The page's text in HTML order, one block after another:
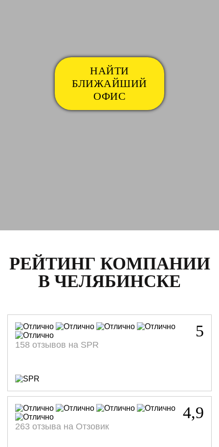
НАЙТИ
БЛИЖАЙШИЙ
ОФИС
РЕЙТИНГ КОМПАНИИ
В ЧЕЛЯБИНСКЕ
5
158 отзывов на SPR
4,9
263 отзыва на Отзовик